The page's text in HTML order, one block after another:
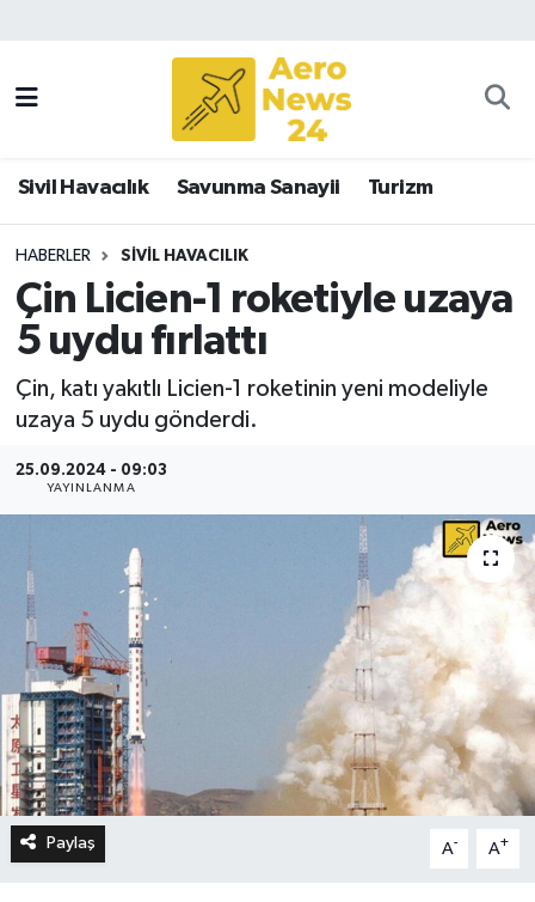
Sivil Havacılık Savunma Sanayii Turizm
HABERLER SIVIL HAVACILIK
Çin Licien-1 roketiyle uzaya
5 uydu fırlattı
Çin, katı yakıtlı Licien-1 roketinin yeni modeliyle
uzaya 5 uydu gönderdi.
25.09.2024 - 09:03
YAYINLANMA
Paylaş A- A+